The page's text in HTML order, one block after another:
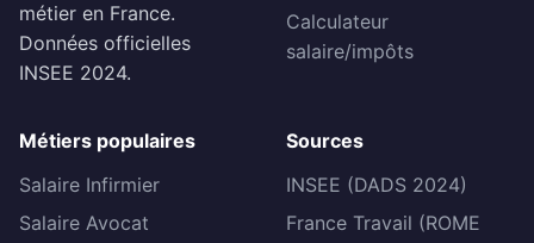
métier en France.
Données officielles
INSEE 2024.
Calculateur
salaire/impôts
Métiers populaires
Salaire Infirmier
Salaire Avocat
Sources
INSEE (DADS 2024)
France Travail (ROME